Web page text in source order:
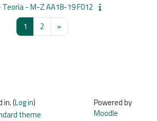
- Teoria - M-Z AA18-19 F012
1 Page 1
2 Page 2
»Next page
in. (Log in)
theme
Powered by
Moodle